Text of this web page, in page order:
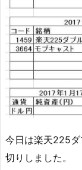
今日は楽天225
切りしました。